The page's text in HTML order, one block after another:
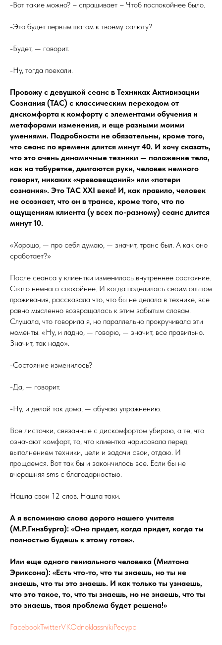
-Вот такие можно? – спрашивает – Чтоб поспокойнее было.
-Это будет первым шагом к твоему салюту?
-Будет, — говорит.
-Ну, тогда поехали.
Провожу с девушкой сеанс в Техниках Активизации
Сознания (ТАС) с классическим переходом от
дискомфорта к комфорту с элементами обучения и
метафорами изменения, и еще разными моими
умениями. Подробности не обязательны, кроме того,
что сеанс по времени длится минут 40. И хочу сказать,
что это очень динамичные техники — положение тела,
как на табуретке, двигаются руки, человек немного
говорит, никаких «чревовещаний» или «потери
сознания». Это ТАС XXI века! И, как правило, человек
не осознает, что он в трансе, кроме того, что по
ощущениям клиента (у всех по-разному) сеанс длится
минут 10.
«Хорошо, — про себя думаю, — значит, транс был. А как оно
сработает?»
После сеанса у клиентки изменилось внутреннее состояние.
Стало немного спокойнее. И когда поделилась своим опытом
проживания, рассказала что, что бы не делала в технике, все
равно мысленно возвращалась к этим забытым словам.
Слушала, что говорила я, но параллельно прокручивала эти
моменты. «Ну, и ладно, — говорю, — значит, все правильно.
Значит, так надо».
-Состояние изменилось?
-Да, — говорит.
-Ну, и делай так дома, — обучаю упражнению.
Все листочки, связанные с дискомфортом убираю, а те, что
означают комфорт, то, что клиентка нарисовала перед
выполнением техники, цели и задачи свои, отдаю. И
прощаемся. Вот так бы и закончилось все. Если бы не
вчерашняя sms с благодарностью.
Нашла свои 12 слов. Нашла таки.
А я вспоминаю слова дорого нашего учителя
(М.Р.Гинзбурга): «Оно придет, когда придет, когда ты
полностью будешь к этому готов».
Или еще одного гениального человека (Милтона
Эриксона): «Есть что-то, что ты знаешь, но ты не
знаешь, что ты это знаешь. И как только ты узнаешь,
что это такое, то, что ты знаешь, но не знаешь, что ты
это знаешь, твоя проблема будет решена!»
FacebookTwitterVKOdnoklassnikiРесурс